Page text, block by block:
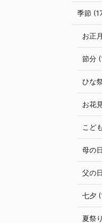
季節
お正
節分
ひな
お花
こど
母の
父の
七夕
夏祭